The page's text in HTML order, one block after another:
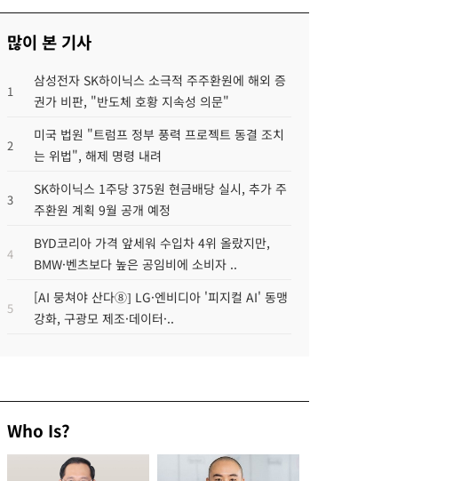
많이 본 기사
1
삼성전자 SK하이닉스 소극적 주주환원에 해외 증
권가 비판, "반도체 호황 지속성 의문"
2
미국 법원 "트럼프 정부 풍력 프로젝트 동결 조치
는 위법", 해제 명령 내려
3
SK하이닉스 1주당 375원 현금배당 실시, 추가 주
주환원 계획 9월 공개 예정
4
BYD코리아 가격 앞세워 수입차 4위 올랐지만,
BMW·벤츠보다 높은 공임비에 소비자 ..
5
[AI 뭉쳐야 산다⑧] LG·엔비디아 '피지컬 AI' 동맹
강화, 구광모 제조·데이터·..
Who Is?